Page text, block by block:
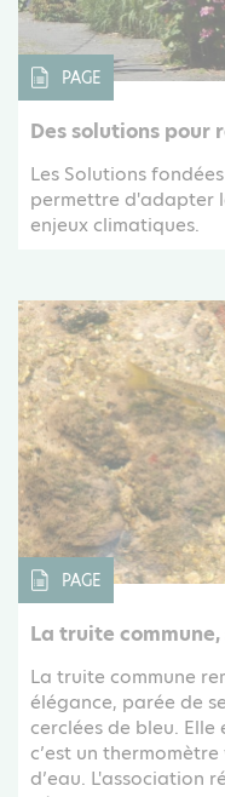
PAGE
Des solutions
Les Solutions
permettre d'adapter
enjeux climatiques.
PAGE
La truite
La truite commune
élégance, parée de
cerclées de bleu. Elle
c’est un
d’eau. L'association